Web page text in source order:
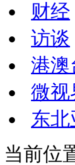
财经
访谈
港澳
微视
东北
当前位